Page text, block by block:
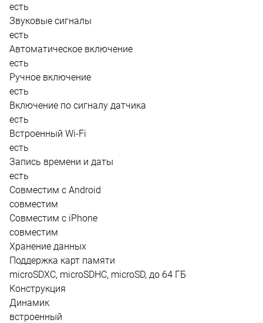
есть
Звуковые сигналы
есть
Автоматическое включение
есть
Ручное включение
есть
Включение по сигналу датчика
есть
Встроенный Wi-Fi
есть
Запись времени и даты
есть
Совместим с Android
совместим
Совместим с iPhone
совместим
Хранение данных
Поддержка карт памяти
microSDXC, microSDHC, microSD, до 64 ГБ
Конструкция
Динамик
встроенный